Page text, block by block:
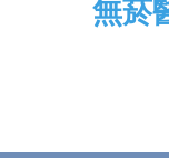
無菸